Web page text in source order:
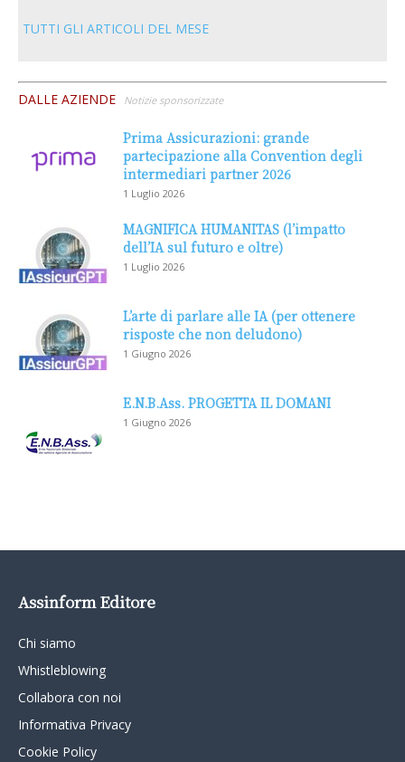
TUTTI GLI ARTICOLI DEL MESE
DALLE AZIENDE Notizie sponsorizzate
Prima Assicurazioni: grande
partecipazione alla Convention degli
intermediari partner 2026
1 Luglio 2026
MAGNIFICA HUMANITAS (l’impatto
dell’IA sul futuro e oltre)
1 Luglio 2026
L’arte di parlare alle IA (per ottenere
risposte che non deludono)
1 Giugno 2026
E.N.B.Ass. PROGETTA IL DOMANI
1 Giugno 2026
Assinform Editore
Chi siamo
Whistleblowing
Collabora con noi
Informativa Privacy
Cookie Policy